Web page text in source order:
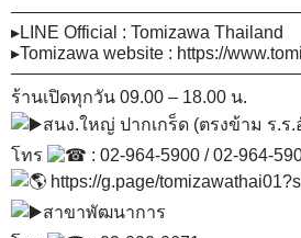
▸LINE Official : Tomizawa Thailand
▸Tomizawa website : https://
ร้านเปิดทุกวัน 09.00 – 18.00 น.
สนง.ใหญ่ ปากเกร็ด (ตรงข้าม ร.ร
โทร
: 02-964-5900 / 02-964-
https://g.page/
สาขาพัฒนาการ